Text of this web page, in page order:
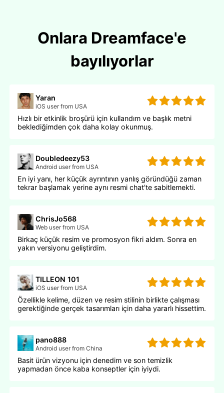
Onlara Dreamface'e
bayılıyorlar
Yaran
iOS user from USA
Hızlı bir etkinlik broşürü için kullandım ve başlık metni
beklediğimden çok daha kolay okunmuş.
Doubledeezy53
Android user from USA
En iyi yanı, her küçük ayrıntının yanlış göründüğü zaman
tekrar başlamak yerine aynı resmi chat'te sabitlemekti.
ChrisJo568
Web user from USA
Birkaç küçük resim ve promosyon fikri aldım. Sonra en
yakın versiyonu geliştirdim.
TILLEON 101
iOS user from USA
Özellikle kelime, düzen ve resim stilinin birlikte çalışması
gerektiğinde gerçek tasarımları için daha yararlı hissettim.
pano888
Android user from China
Basit ürün vizyonu için denedim ve son temizlik
yapmadan önce kaba konseptler için iyiydi.